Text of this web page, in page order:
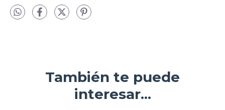
También te puede
interesar...